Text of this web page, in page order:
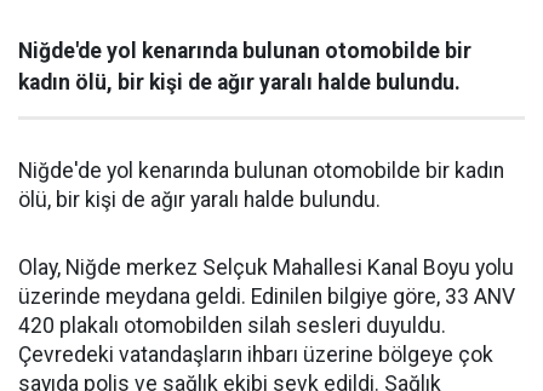
Niğde'de yol kenarında bulunan otomobilde bir
kadın ölü, bir kişi de ağır yaralı halde bulundu.
Niğde'de yol kenarında bulunan otomobilde bir kadın
ölü, bir kişi de ağır yaralı halde bulundu.
Olay, Niğde merkez Selçuk Mahallesi Kanal Boyu yolu
üzerinde meydana geldi. Edinilen bilgiye göre, 33 ANV
420 plakalı otomobilden silah sesleri duyuldu.
Çevredeki vatandaşların ihbarı üzerine bölgeye çok
sayıda polis ve sağlık ekibi sevk edildi. Sağlık